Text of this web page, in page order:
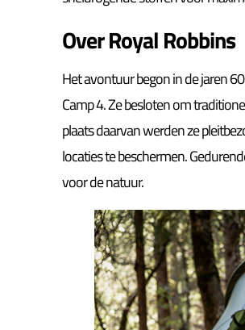
Over Royal Robbins
Het avontuur begon in de jaren
Camp 4. Ze besloten om
plaats daarvan werden ze
locaties te beschermen.
voor de natuur.